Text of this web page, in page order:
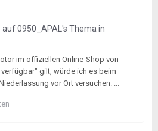
auf0950_APAL 's Thema in
im offiziellen Online-Shop von
gilt, würde ich es beim
vor Ort versuchen. ...